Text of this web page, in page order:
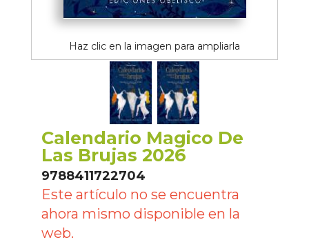
Haz clic en la imagen para ampliarla
Calendario Magico De
Las Brujas 2026
9788411722704
Este artículo no se encuentra
ahora mismo disponible en la
web.